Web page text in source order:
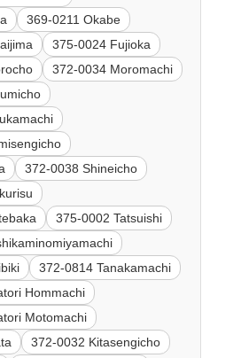
369-0211 Okabe
375-0024 Fujioka
372-0034 Moromachi
372-0038 Shineicho
375-0002 Tatsuishi
372-0814 Tanakamachi
Hommachi
Motomachi
372-0032 Kitasengicho